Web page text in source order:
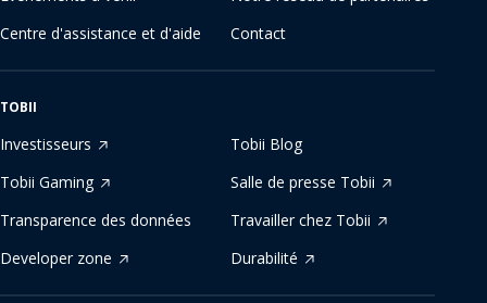
Centre d'assistance et d'aide
Contact
TOBII
Investisseurs
Tobii Blog
Tobii Gaming
Salle de presse Tobii
Transparence des données
Travailler chez Tobii
Developer zone
Durabilité